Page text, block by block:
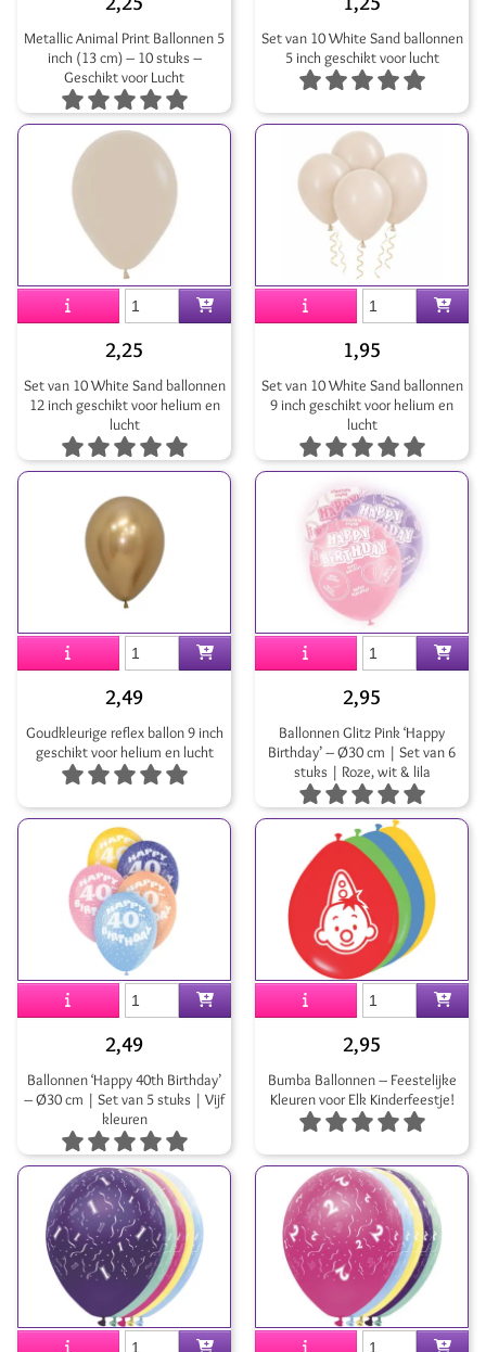
Metallic Animal Print Ballonnen 5
inch (13 cm) – 10 stuks –
Geschikt voor Lucht
Set van 10 White Sand ballonnen
5 inch geschikt voor lucht
2,25
Set van 10 White Sand ballonnen
12 inch geschikt voor helium en
lucht
1,95
Set van 10 White Sand ballonnen
9 inch geschikt voor helium en
lucht
2,49
Goudkleurige reflex ballon 9 inch
geschikt voor helium en lucht
2,95
Ballonnen Glitz Pink ‘Happy
Birthday’ – Ø30 cm | Set van 6
stuks | Roze, wit & lila
2,49
Ballonnen ‘Happy 40th Birthday’
– Ø30 cm | Set van 5 stuks | Vijf
kleuren
2,95
Bumba Ballonnen – Feestelijke
Kleuren voor Elk Kinderfeestje!